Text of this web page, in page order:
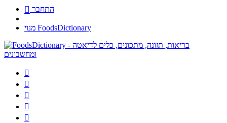
 התחבר
מנוי FoodsDictionary




